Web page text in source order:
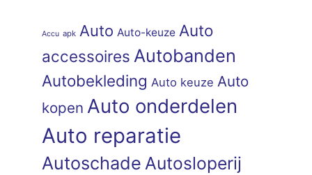
Accu apk Auto Auto-keuze Auto
accessoires Autobanden
Autobekleding Auto keuze Auto
kopen Auto onderdelen
Auto reparatie
Autoschade Autosloperij